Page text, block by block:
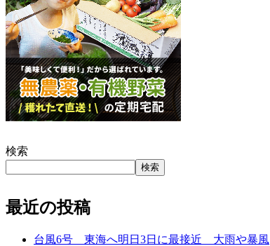
検索
検索
最近の投稿
台風6号 東海へ明日3日に最接近 大雨や暴風